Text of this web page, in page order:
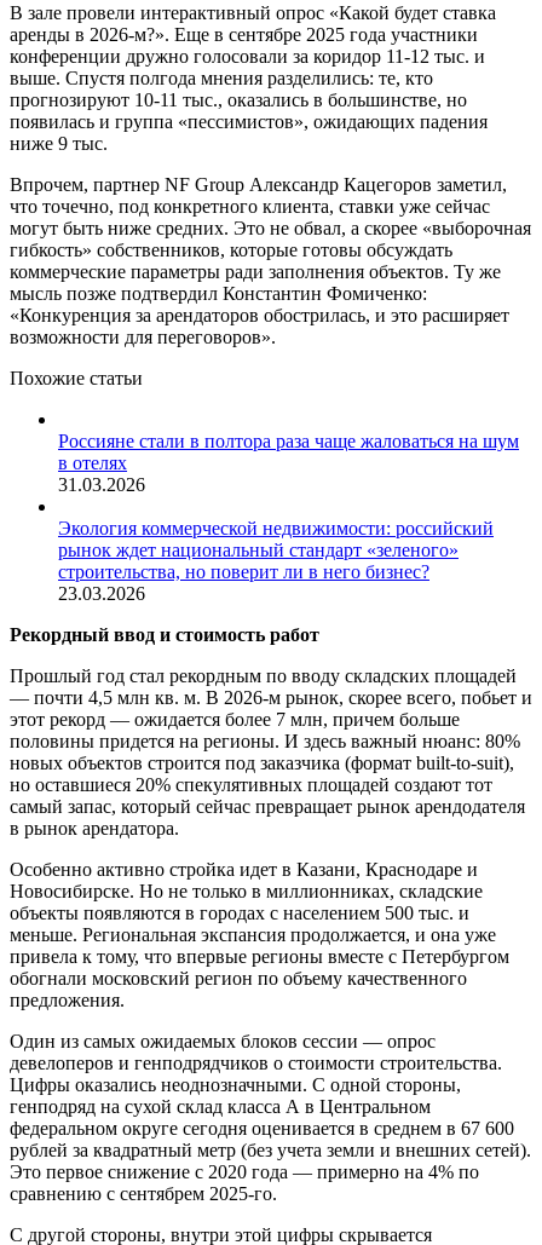
В зале провели интерактивный опрос «Какой будет ставка
аренды в 2026-м?». Еще в сентябре 2025 года участники
конференции дружно голосовали за коридор 11-12 тыс. и
выше. Спустя полгода мнения разделились: те, кто
прогнозируют 10-11 тыс., оказались в большинстве, но
появилась и группа «пессимистов», ожидающих падения
ниже 9 тыс.
Впрочем, партнер NF Group Александр Кацегоров заметил,
что точечно, под конкретного клиента, ставки уже сейчас
могут быть ниже средних. Это не обвал, а скорее «выборочная
гибкость» собственников, которые готовы обсуждать
коммерческие параметры ради заполнения объектов. Ту же
мысль позже подтвердил Константин Фомиченко:
«Конкуренция за арендаторов обострилась, и это расширяет
возможности для переговоров».
Похожие статьи
Россияне стали в полтора раза чаще жаловаться на шум
в отелях
31.03.2026
Экология коммерческой недвижимости: российский
рынок ждет национальный стандарт «зеленого»
строительства, но поверит ли в него бизнес?
23.03.2026
Рекордный ввод и стоимость работ
Прошлый год стал рекордным по вводу складских площадей
— почти 4,5 млн кв. м. В 2026-м рынок, скорее всего, побьет и
этот рекорд — ожидается более 7 млн, причем больше
половины придется на регионы. И здесь важный нюанс: 80%
новых объектов строится под заказчика (формат built-to-suit),
но оставшиеся 20% спекулятивных площадей создают тот
самый запас, который сейчас превращает рынок арендодателя
в рынок арендатора.
Особенно активно стройка идет в Казани, Краснодаре и
Новосибирске. Но не только в миллионниках, складские
объекты появляются в городах с населением 500 тыс. и
меньше. Региональная экспансия продолжается, и она уже
привела к тому, что впервые регионы вместе с Петербургом
обогнали московский регион по объему качественного
предложения.
Один из самых ожидаемых блоков сессии — опрос
девелоперов и генподрядчиков о стоимости строительства.
Цифры оказались неоднозначными. С одной стороны,
генподряд на сухой склад класса А в Центральном
федеральном округе сегодня оценивается в среднем в 67 600
рублей за квадратный метр (без учета земли и внешних сетей).
Это первое снижение с 2020 года — примерно на 4% по
сравнению с сентябрем 2025-го.
С другой стороны, внутри этой цифры скрывается